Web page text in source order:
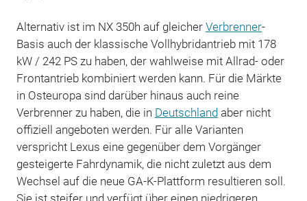
Alternativ ist im NX 350h auf gleicher Verbrenner-
Basis auch der klassische Vollhybridantrieb mit 178
kW / 242 PS zu haben, der wahlweise mit Allrad- oder
Frontantrieb kombiniert werden kann. Für die Märkte
in Osteuropa sind darüber hinaus auch reine
Verbrenner zu haben, die in Deutschlandaber nicht
offiziell angeboten werden. Für alle Varianten
verspricht Lexus eine gegenüber dem Vorgänger
gesteigerte Fahrdynamik, die nicht zuletzt aus dem
Wechsel auf die neue GA-K-Plattform resultieren soll.
Sie ist steifer und verfügt über einen niedrigeren